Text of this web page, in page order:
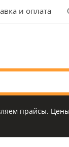
и оплата
прайсы.